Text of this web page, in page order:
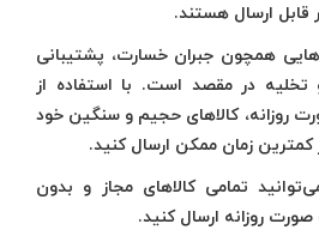
همچون جبران خسارت، پشتیبانی
و تخلیه در مقصد است. با استفاده از
روزانه، کالاهای حجیم و سنگین خود
زمان ممکن ارسال کنید.
تمامی کالاهای مجاز و بدون
روزانه ارسال کنید.